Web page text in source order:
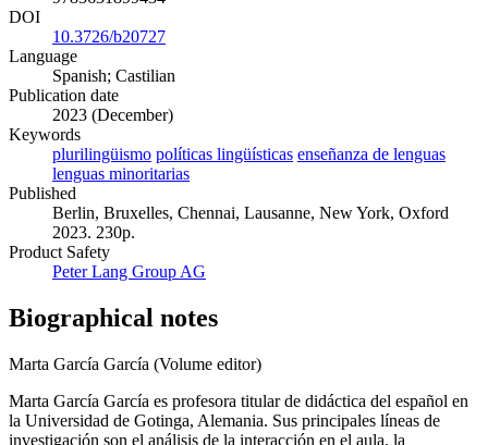
DOI
10.3726/b20727
Language
Spanish; Castilian
Publication date
2023 (December)
Keywords
plurilingüismo políticas lingüísticas enseñanza de lenguas
lenguas minoritarias
Published
Berlin, Bruxelles, Chennai, Lausanne, New York, Oxford
2023. 230p.
Product Safety
Peter Lang Group AG
Biographical notes
Marta García García (Volume editor)
Marta García García es profesora titular de didáctica del español en
la Universidad de Gotinga, Alemania. Sus principales líneas de
investigación son el análisis de la interacción en el aula, la